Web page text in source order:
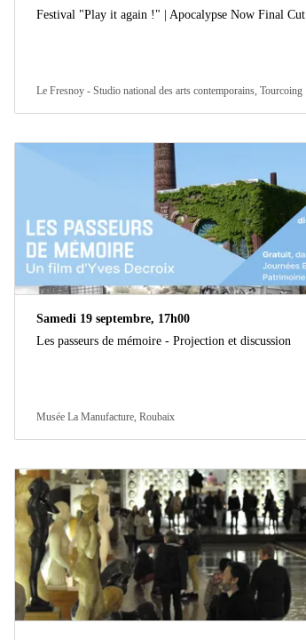
Festival "Play it again !" | Apocalypse Now Final Cut
Le Fresnoy - Studio national des arts contemporains, Tourcoing
Samedi 19 septembre, 17h00
Les passeurs de mémoire - Projection et discussion
Musée La Manufacture, Roubaix